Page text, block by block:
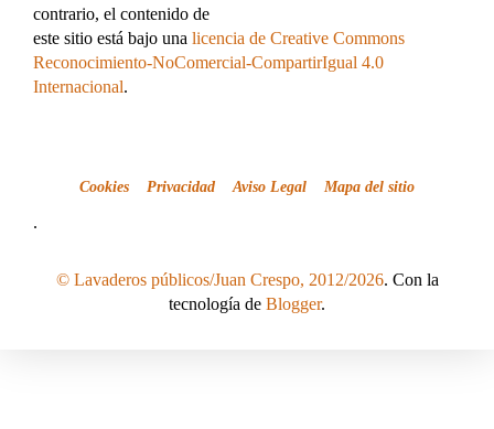
contrario, el contenido de
este sitio está bajo una licencia de Creative Commons
Reconocimiento-NoComercial-CompartirIgual 4.0
Internacional.
Cookies Privacidad Aviso Legal Mapa del sitio
.
© Lavaderos públicos/Juan Crespo, 2012/2026. Con la
tecnología de Blogger.